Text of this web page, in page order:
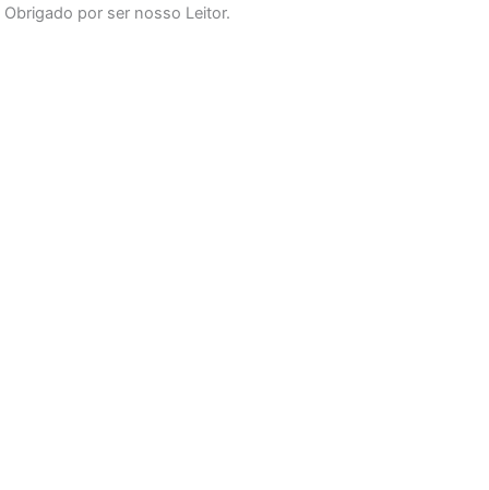
Obrigado por ser nosso Leitor.